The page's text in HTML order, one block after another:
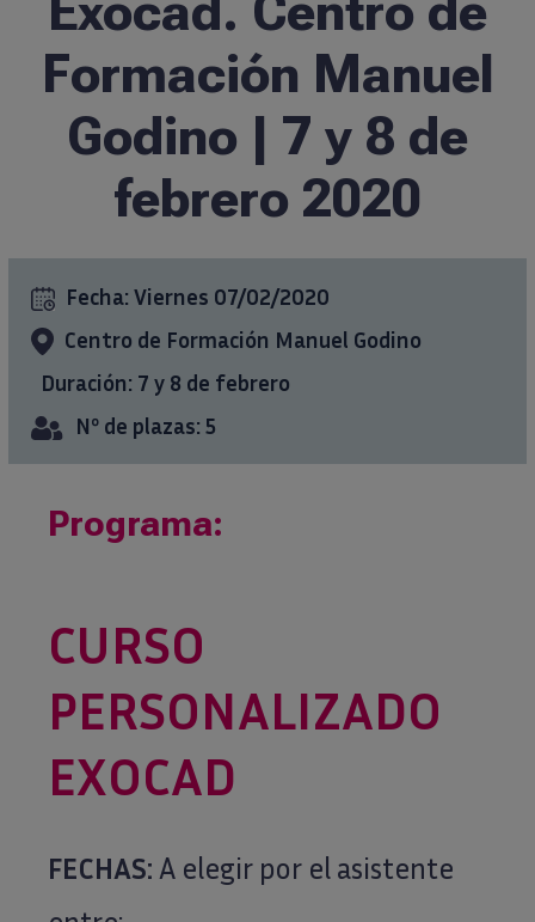
Formación
Ciencia al día
Casos clínicos
info@ticareimplants.com
Contacto
Formación Manuel
Godino | 7 y 8 de
febrero 2020
Fecha: Viernes 07/02/2020
Centro de Formación Manuel Godino
Duración: 7 y 8 de febrero
Nº de plazas: 5
Programa:
CURSO
PERSONALIZADO
EXOCAD
FECHAS: A elegir por el asistente